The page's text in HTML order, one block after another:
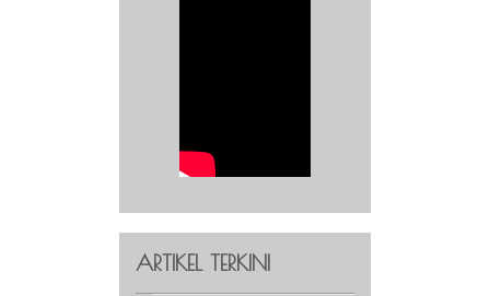
ARTIKEL TERKINI